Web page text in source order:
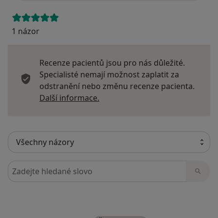
1 názor
Recenze pacientů jsou pro nás důležité.
Specialisté nemají možnost zaplatit za
odstranění nebo změnu recenze pacienta.
Další informace.
Hledejte v názorech